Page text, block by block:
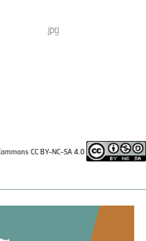
.jpg
CC BY-NC-SA 4.0